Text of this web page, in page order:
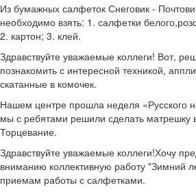
Из бумажных салфеток Снеговик -
необходимо взять: 1. салфетки
2. картон; 3. клей.
Здравствуйте уважаемые коллеги! Вот,
познакомить с интересной техникой,
скатанные в комочек.
Нашем центре прошла неделя «Русского
мы с ребятами решили сделать матрешку
Торцевание.
Здравствуйте уважаемые коллеги!Хочу
вниманию коллективную работу "Зимний
приемам работы с салфетками.